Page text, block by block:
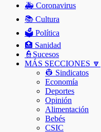
🚑 Coronavirus
📚 Cultura
🗳️ Política
🏥 Sanidad
👮Sucesos
MÁS SECCIONES 🔽
👷 Sindicatos
Economía
Deportes
Opinión
Alimentación
Bebés
CSIC